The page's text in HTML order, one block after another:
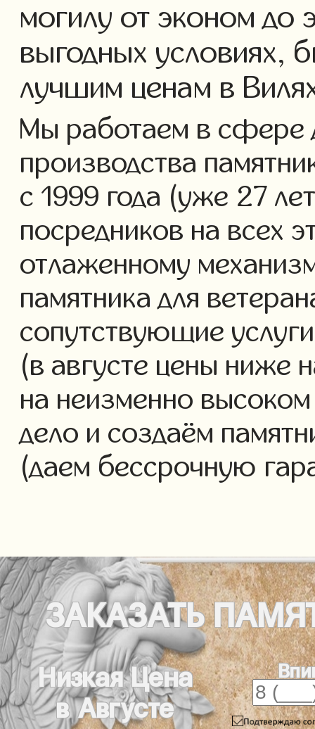
могилу от эконом до
выгодных условиях,
лучшим ценам в
Мы работаем в сфере
производства
с 1999 года (уже 27
посредников на всех
отлаженному
памятника для
сопутствующие
(в августе цены ниже
на неизменно
дело и создаём
(даем бессрочную
ЗАКАЗАТЬ
Низкая Цена
в Августе